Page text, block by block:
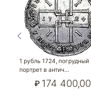
1 рубль 1724, погрудный
портрет в антич…
₽ 174 400,00